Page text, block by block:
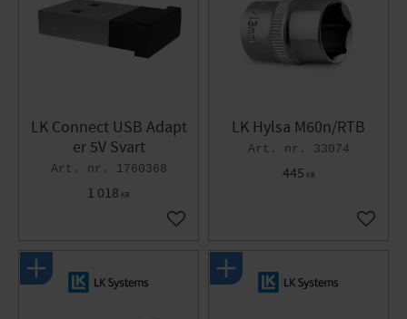
LK Connect USB Adapt
er 5V Svart
1760368
1 018 KR
Lägg till i favoriter
LK Hylsa M60n/RTB
33074
445 KR
Lägg